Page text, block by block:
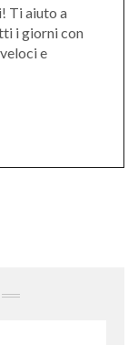
Ti aiuto a
i giorni con
e